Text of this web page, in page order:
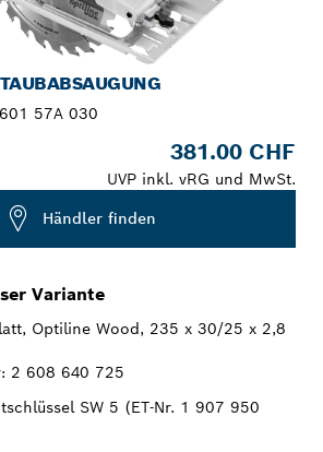
57A 030
381.00 CHF
UVP inkl. vRG und MwSt.
Händler finden
Variante
Optiline Wood, 235 x 30/25 x 2,8
2 608 640 725
SW 5 (ET-Nr. 1 907 950